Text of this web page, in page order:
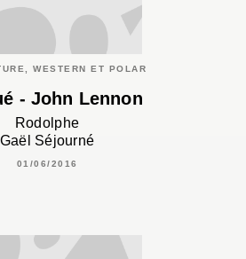
WESTERN ET POLAR
- John Lennon
Rodolphe
Gaël Séjourné
01/06/2016